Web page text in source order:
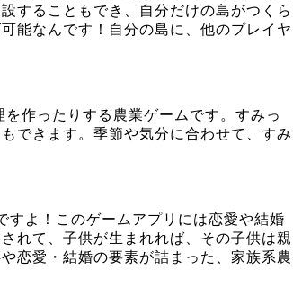
することもでき、自分だけの島がつくら
能なんです！自分の島に、他のプレイヤ
作ったりする農業ゲームです。すみっ
できます。季節や気分に合わせて、すみ
すよ！このゲームアプリには恋愛や結婚
れて、子供が生まれれば、その子供は親
恋愛・結婚の要素が詰まった、家族系農